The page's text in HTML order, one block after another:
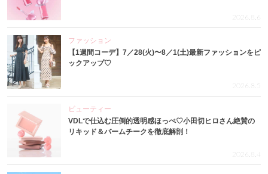
2026.8.6
ファッション
【1週間コーデ】7／28(火)〜8／1(土)最新ファッションをピ
ックアップ♡
2026.8.5
ビューティー
VDLで仕込む圧倒的透明感ほっぺ♡小田切ヒロさん絶賛の
リキッド＆バームチークを徹底解剖！
2026.8.4